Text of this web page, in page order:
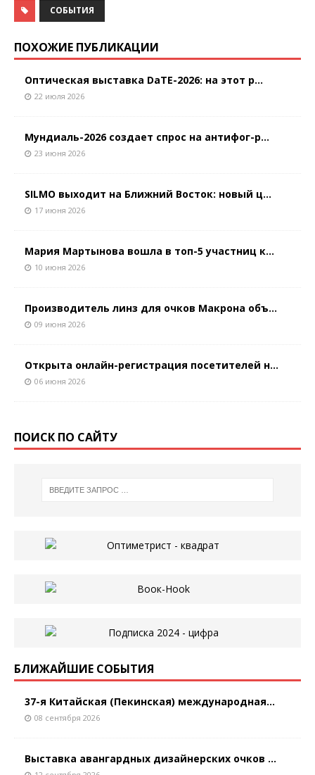
СОБЫТИЯ
ПОХОЖИЕ ПУБЛИКАЦИИ
Оптическая выставка DaTE-2026: на этот р...
22 июля 2026
Мундиаль-2026 создает спрос на антифог-р...
23 июня 2026
SILMO выходит на Ближний Восток: новый ц...
17 июня 2026
Мария Мартынова вошла в топ-5 участниц к...
10 июня 2026
Производитель линз для очков Макрона объ...
09 июня 2026
Открыта онлайн-регистрация посетителей н...
06 июня 2026
ПОИСК ПО САЙТУ
БЛИЖАЙШИЕ СОБЫТИЯ
37-я Китайская (Пекинская) международная...
08 сентября 2026
Выставка авангардных дизайнерских очков ...